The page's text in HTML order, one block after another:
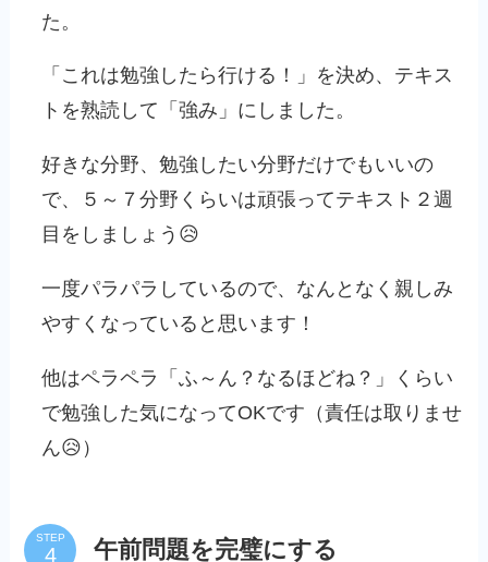
た。
「これは勉強したら行ける！」を決め、テキス
トを熟読して「強み」にしました。
好きな分野、勉強したい分野だけでもいいの
で、５～７分野くらいは頑張ってテキスト２週
目をしましょう😥
一度パラパラしているので、なんとなく親しみ
やすくなっていると思います！
他はペラペラ「ふ～ん？なるほどね？」くらい
で勉強した気になってOKです（責任は取りませ
ん😥）
STEP 午前問題を完璧にする